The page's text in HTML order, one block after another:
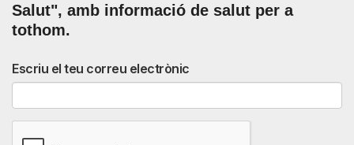
Salut", amb informació de salut per a
tothom.
Escriu el teu correu electrònic